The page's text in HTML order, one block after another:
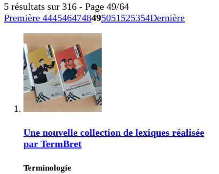
5 résultats sur 316 - Page 49/64
Première 4445464748495051525354Dernière
Une nouvelle collection de lexiques réalisée
par TermBret
Terminologie